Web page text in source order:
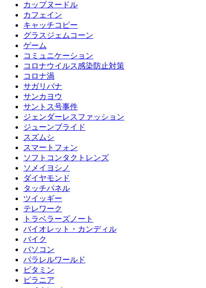
カップヌードル
カフェイン
キャッチコピー
グラスジェムコーン
ゲーム
コミュニケーション
コロナウイルス感染防止対策
コロナ渦
サガリバナ
サンカヨウ
サントス号事件
ジェンダーレスファッション
ジューンブライド
スズムシ
スマートフォン
ソフトコンタクトレンズ
ソメイヨシノ
ダイヤモンド
タッチパネル
ツイッギー
テレワーク
トラベラーズノート
バイオレット・カンディル
バイク
パソコン
パラレルワールド
ビタミン
ピラニア